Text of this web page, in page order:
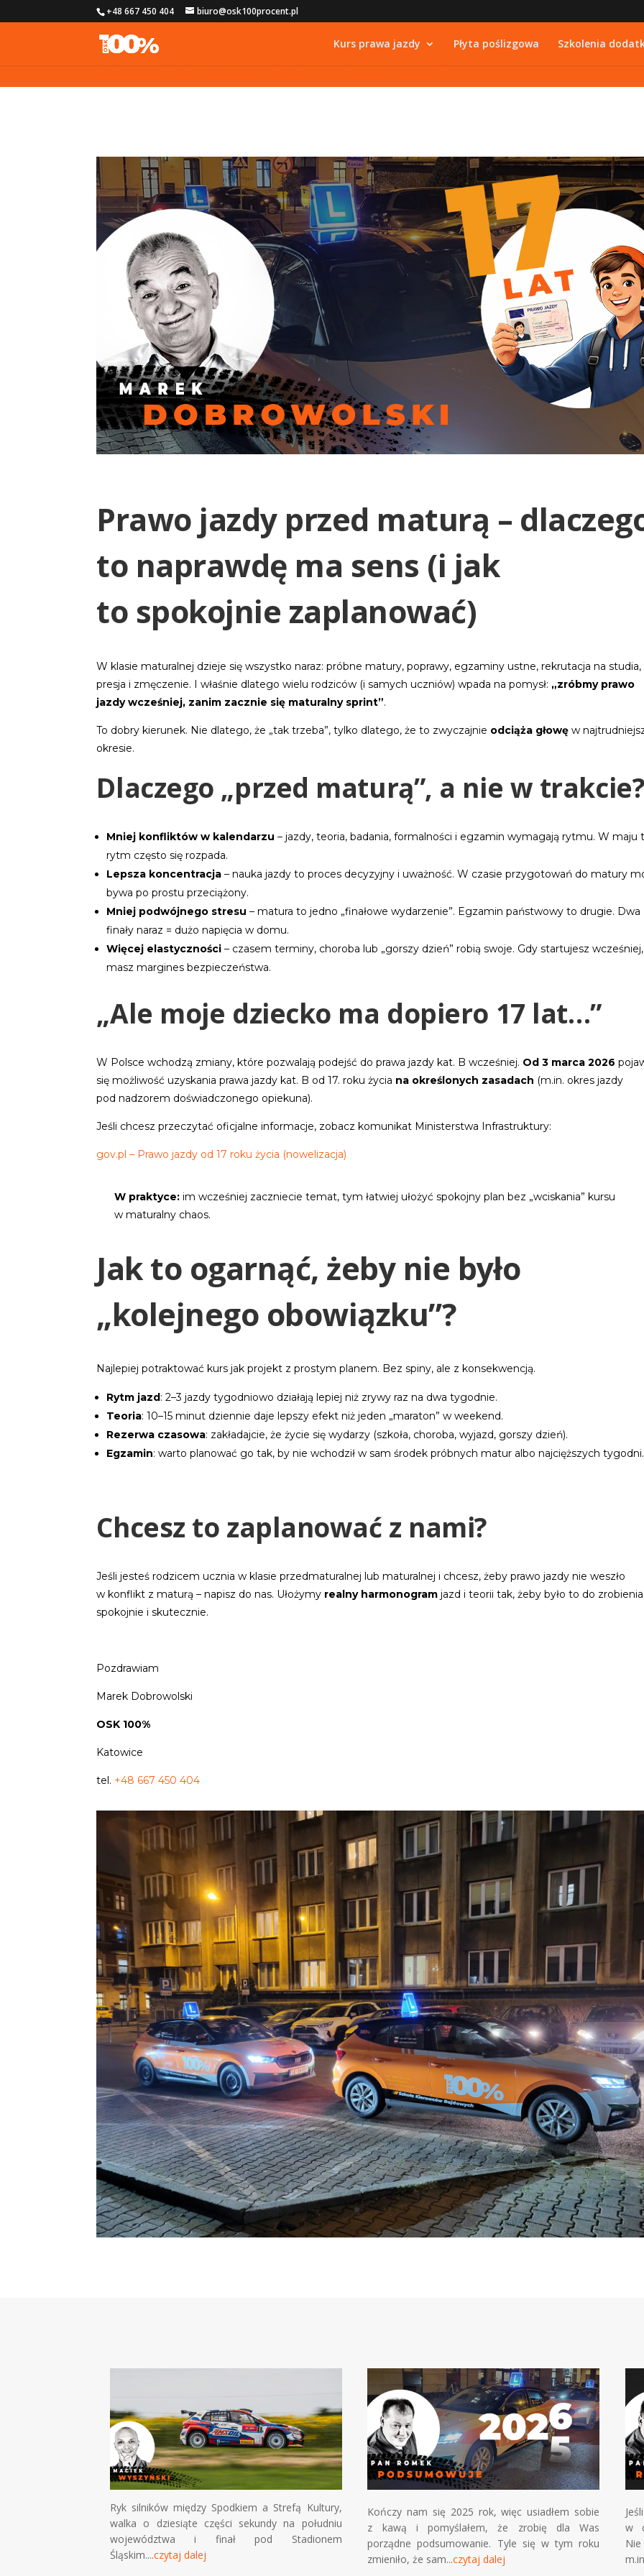
+48 667 450 404 biuro@osk100procent.pl
Kurs prawa jazdy Płyta poślizgowa Szkolenia
Prawo jazdy przed maturą –
to naprawdę ma sens (i jak
to spokojnie zaplanować)
W klasie maturalnej dzieje się wszystko naraz: próbne matury, poprawy, egzaminy ustne, rekrutacja na studia,
presja i zmęczenie. I właśnie dlatego wielu rodziców (i samych uczniów) wpada na pomysł: „zróbmy prawo
jazdy wcześniej, zanim zacznie się maturalny sprint”.
To dobry kierunek. Nie dlatego, że „tak trzeba”, tylko dlatego, że to zwyczajnie odciąża głowę w
okresie.
Dlaczego „przed maturą”, a nie w
Mniej konfliktów w kalendarzu – jazdy, teoria, badania, formalności i egzamin wymagają rytmu. W maju
rytm często się rozpada.
Lepsza koncentracja – nauka jazdy to proces decyzyjny i uważność. W czasie przygotowań do matury
bywa po prostu przeciążony.
Mniej podwójnego stresu – matura to jedno „finałowe wydarzenie”. Egzamin państwowy to drugie. Dwa
finały naraz = dużo napięcia w domu.
Więcej elastyczności – czasem terminy, choroba lub „gorszy dzień” robią swoje. Gdy startujesz wcześniej,
masz margines bezpieczeństwa.
„Ale moje dziecko ma dopiero 17 lat…”
W Polsce wchodzą zmiany, które pozwalają podejść do prawa jazdy kat. B wcześniej. Od 3 marca 2026
się możliwość uzyskania prawa jazdy kat. B od 17. roku życia na określonych zasadach (m.in. okres jazdy
pod nadzorem doświadczonego opiekuna).
Jeśli chcesz przeczytać oficjalne informacje, zobacz komunikat Ministerstwa Infrastruktury:
gov.pl – Prawo jazdy od 17 roku życia (nowelizacja)
W praktyce: im wcześniej zaczniecie temat, tym łatwiej ułożyć spokojny plan bez „wciskania” kursu
w maturalny chaos.
Jak to ogarnąć, żeby nie było
„kolejnego obowiązku”?
Najlepiej potraktować kurs jak projekt z prostym planem. Bez spiny, ale z konsekwencją.
Rytm jazd : 2–3 jazdy tygodniowo działają lepiej niż zrywy raz na dwa tygodnie.
Teoria: 10–15 minut dziennie daje lepszy efekt niż jeden „maraton” w weekend.
Rezerwa czasowa: zakładajcie, że życie się wydarzy (szkoła, choroba, wyjazd, gorszy dzień).
Egzamin: warto planować go tak, by nie wchodził w sam środek próbnych matur albo najcięższych tygodni.
Chcesz to zaplanować z nami?
Jeśli jesteś rodzicem ucznia w klasie przedmaturalnej lub maturalnej i chcesz, żeby prawo jazdy nie weszło
w konflikt z maturą – napisz do nas. Ułożymy realny harmonogram jazd i teorii tak, żeby było to do zrobienia
spokojnie i skutecznie.
Pozdrawiam
Marek Dobrowolski
OSK 100%
Katowice
tel. +48 667 450 404
Ryk silników między Spodkiem a Strefą Kultury,
walka o dziesiąte części sekundy na południu
województwa i finał pod Stadionem
Śląskim....czytaj dalej
Kończy nam się 2025 rok, więc usiadłem sobie
z kawą i pomyślałem, że zrobię dla Was
porządne podsumowanie. Tyle się w tym roku
zmieniło, że sam...czytaj dalej
w